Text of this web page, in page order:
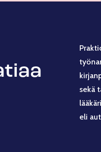
sekä
eli